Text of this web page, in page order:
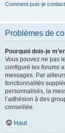
Comment puis-je
Problèmes de
Pourquoi dois-je
Vous pouvez ne pas
configuré les forums
messages. Par
fonctionnalités
personnalisés, la
l’adhésion à des
conseillée.
Haut